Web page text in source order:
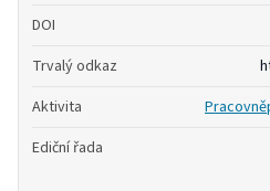
DOI
Trvalý odkaz
Aktivita
Ediční řada